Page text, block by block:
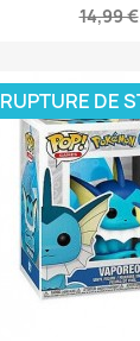
14,99 €
RUPTURE DE